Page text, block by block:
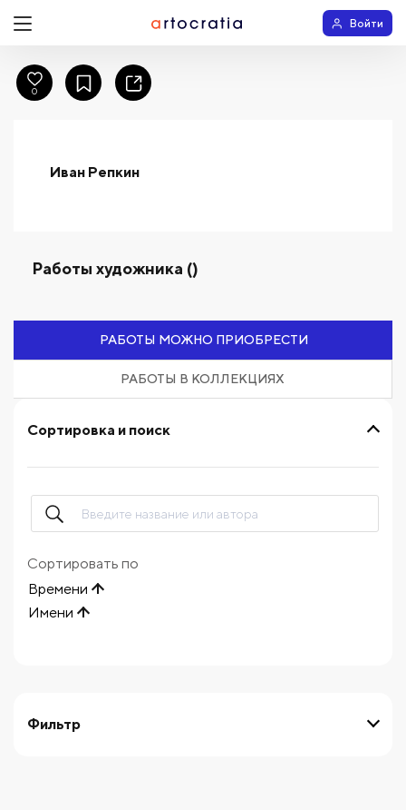
Войти
Иван Репкин
Работы художника ()
РАБОТЫ МОЖНО ПРИОБРЕСТИ
РАБОТЫ В КОЛЛЕКЦИЯХ
Фильтр
Сортировка и поиск
Сортировать по
Времени
Имени
0